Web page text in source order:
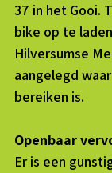
37 in het Gooi.
bike op te
Hilversumse
aangelegd
bereiken is.
Openbaar
Er is een